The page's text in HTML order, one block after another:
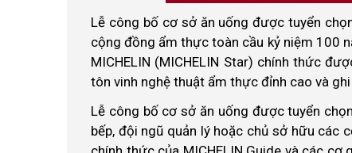
Lễ công bố cơ sở ăn uống được tuyển
cộng đồng ẩm thực toàn cầu kỷ niệm 100
MICHELIN (MICHELIN Star) chính thức
tôn vinh nghệ thuật ẩm thực đỉnh cao và
Lễ công bố cơ sở ăn uống được tuyển
bếp, đội ngũ quản lý hoặc chủ sở hữu các